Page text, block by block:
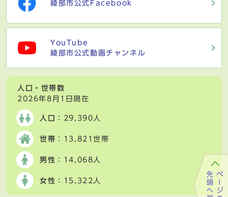
綾部市公式Facebook
YouTube
綾部市公式動画チャンネル
人口・世帯数
2026年8月1日現在
人口 ：29,390人
世帯 ：13,821世帯
男性 ：14,068人
女性 ：15,322人